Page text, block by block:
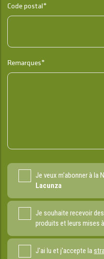
Code postal*
Remarques*
Je veux m'abonner à la
Lacunza
Je souhaite recevoir
produits et leurs mises
J'ai lu et j'accepte la